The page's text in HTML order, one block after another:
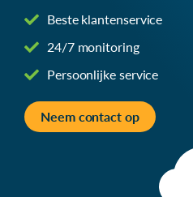
Beste klantenservice
24/7 monitoring
Persoonlijke service
Neem contact op